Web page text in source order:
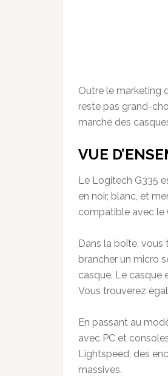
Outre le marketing
reste pas grand-
marché des
VUE
Le Logitech G335
en noir, blanc, et
compatible avec le
Dans la boîte,
brancher un micro
casque. Le casque
Vous trouverez
En passant au
avec PC et
Lightspeed, des
massives.